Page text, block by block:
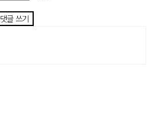
댓글 쓰기